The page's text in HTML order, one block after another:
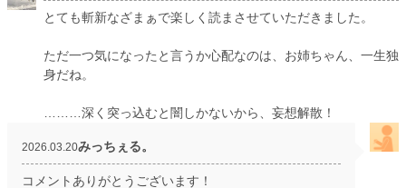
とても斬新なざまぁで楽しく読まさせていただきました。
ただ一つ気になったと言うか心配なのは、お姉ちゃん、一生独
身だね。
………深く突っ込むと闇しかないから、妄想解散！
2026.03.20みっちぇる。
コメントありがとうございます！